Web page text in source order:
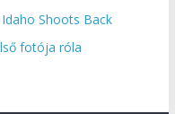
Shoots Back
fotója róla